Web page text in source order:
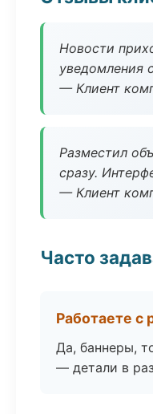
Новости
уведомления
— Клиент
Разместил
сразу.
— Клиент
Часто
Работаете с
Да, баннеры,
— детали в